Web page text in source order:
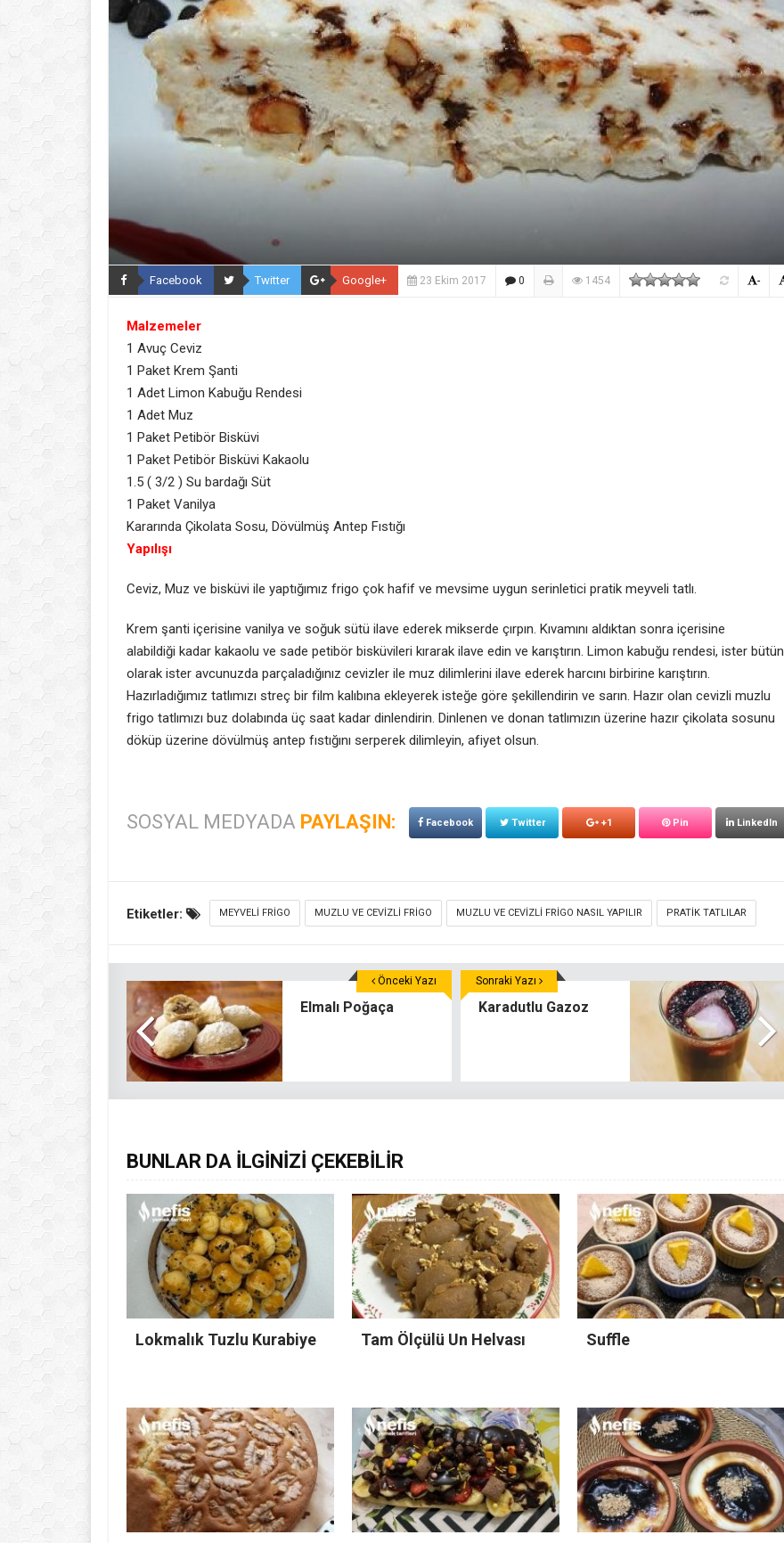
Facebook Twitter Google+ 23 Ekim 2017 0 1454 -
Malzemeler
1 Avuç Ceviz
1 Paket Krem Şanti
1 Adet Limon Kabuğu Rendesi
1 Adet Muz
1 Paket Petibör Bisküvi
1 Paket Petibör Bisküvi Kakaolu
1.5 ( 3/2 ) Su bardağı Süt
1 Paket Vanilya
Kararında Çikolata Sosu, Dövülmüş Antep Fıstığı
Yapılışı
Ceviz, Muz ve bisküvi ile yaptığımız frigo çok hafif ve mevsime uygun serinletici pratik meyveli tatlı.
Krem şanti içerisine vanilya ve soğuk sütü ilave ederek mikserde çırpın. Kıvamını aldıktan sonra içerisine
alabildiği kadar kakaolu ve sade petibör bisküvileri kırarak ilave edin ve karıştırın. Limon kabuğu rendesi, ister bütün
olarak ister avcunuzda parçaladığınız cevizler ile muz dilimlerini ilave ederek harcını birbirine karıştırın.
Hazırladığımız tatlımızı streç bir film kalıbına ekleyerek isteğe göre şekillendirin ve sarın. Hazır olan cevizli muzlu
frigo tatlımızı buz dolabında üç saat kadar dinlendirin. Dinlenen ve donan tatlımızın üzerine hazır çikolata sosunu
döküp üzerine dövülmüş antep fıstığını serperek dilimleyin, afiyet olsun.
SOSYAL MEDYADA PAYLAŞIN: Facebook Twitter +1 Pin LinkedIn
Etiketler: MEYVELI FRIGO MUZLU VE CEVIZLI FRIGO MUZLU VE CEVIZLI FRIGO NASIL YAPILIR PRATIK TATLILAR
Elmalı Poğaça
Önceki Yazı
Karadutlu Gazoz
Sonraki Yazı
BUNLAR DA İLGİNİZİ ÇEKEBİLİR
Lokmalık Tuzlu Kurabiye Tam Ölçülü Un Helvası Suffle